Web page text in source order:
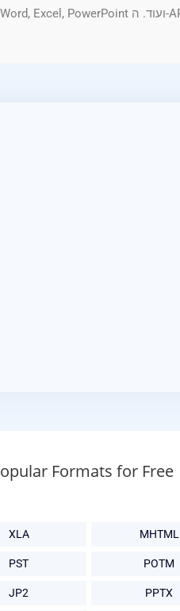
Formats for Free
XLA MHTML
PST POTM
JP2 PPTX